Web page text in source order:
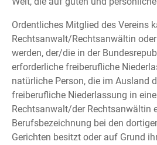
Ordentliches Mitglied des Vereins
Rechtsanwalt/Rechtsanwältin
werden, der/die in der
erforderliche freiberufliche
natürliche Person, die im Ausland
freiberufliche Niederlassung in
Rechtsanwalt/der Rechtsanwältin
Berufsbezeichnung bei den
Gerichten besitzt oder auf Grund